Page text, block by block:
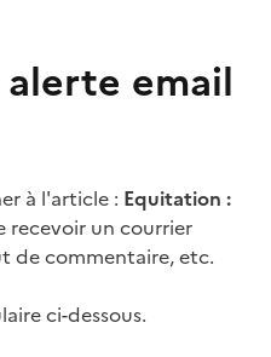
email
à l'article : Equitation :
recevoir un courrier
de commentaire, etc.
ci-dessous.